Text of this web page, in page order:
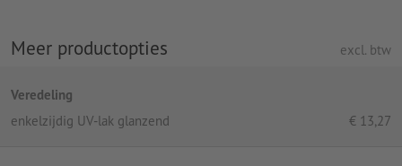
Meer productopties excl. btw
Veredeling
enkelzijdig UV-lak glanzend
€ 13,27